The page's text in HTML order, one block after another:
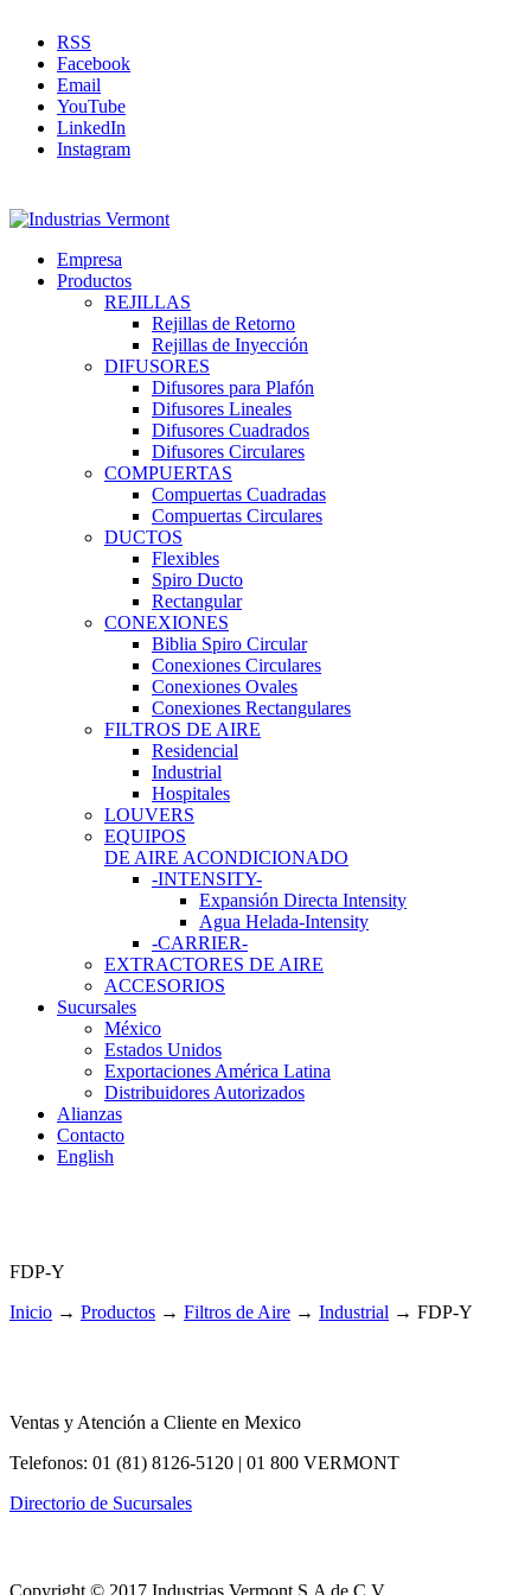
RSS
Facebook
Email
YouTube
LinkedIn
Instagram
Empresa
Productos
REJILLAS
Rejillas de Retorno
Rejillas de Inyección
DIFUSORES
Difusores para Plafón
Difusores Lineales
Difusores Cuadrados
Difusores Circulares
COMPUERTAS
Compuertas Cuadradas
Compuertas Circulares
DUCTOS
Flexibles
Spiro Ducto
Rectangular
CONEXIONES
Biblia Spiro Circular
Conexiones Circulares
Conexiones Ovales
Conexiones Rectangulares
FILTROS DE AIRE
Residencial
Industrial
Hospitales
LOUVERS
EQUIPOS
DE AIRE ACONDICIONADO
-INTENSITY-
Expansión Directa Intensity
Agua Helada-Intensity
-CARRIER-
EXTRACTORES DE AIRE
ACCESORIOS
Sucursales
México
Estados Unidos
Exportaciones América Latina
Distribuidores Autorizados
Alianzas
Contacto
English
FDP-Y
Inicio → Productos → Filtros de Aire → Industrial → FDP-Y
Ventas y Atención a Cliente en Mexico
Telefonos: 01 (81) 8126-5120 | 01 800 VERMONT
Directorio de Sucursales
Copyright © 2017 Industrias Vermont S.A de C.V.